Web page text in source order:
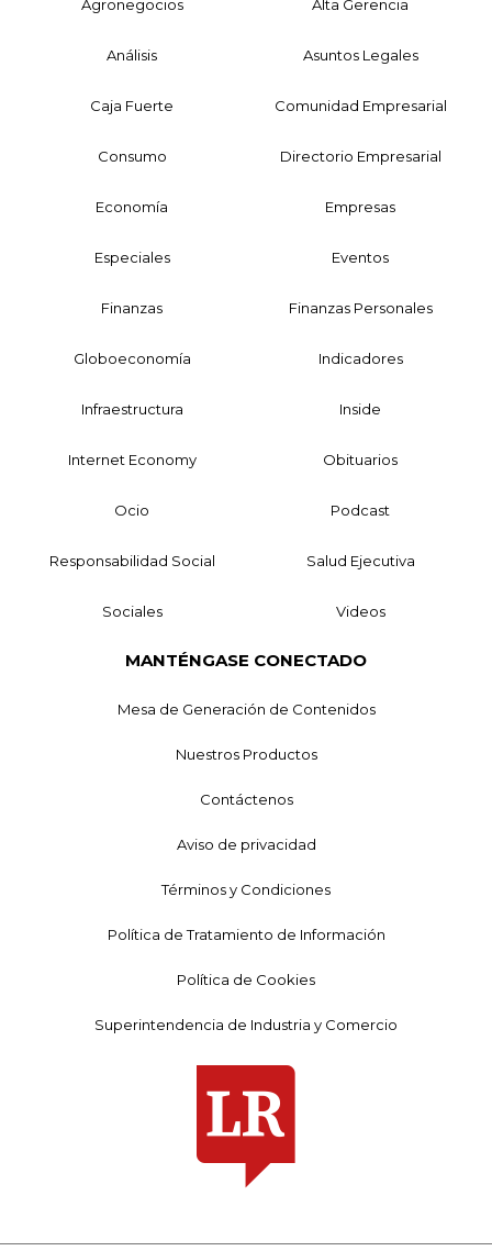
Agronegocios Alta Gerencia
Análisis Asuntos Legales
Caja Fuerte Comunidad Empresarial
Consumo Directorio Empresarial
Economía Empresas
Especiales Eventos
Finanzas Finanzas Personales
Globoeconomía Indicadores
Infraestructura Inside
Internet Economy Obituarios
Ocio Podcast
Responsabilidad Social Salud Ejecutiva
Sociales Videos
MANTÉNGASE CONECTADO
Mesa de Generación de Contenidos
Nuestros Productos
Contáctenos
Aviso de privacidad
Términos y Condiciones
Política de Tratamiento de Información
Política de Cookies
Superintendencia de Industria y Comercio